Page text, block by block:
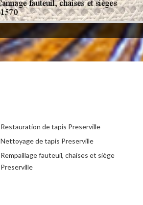
Restauration de tapis Preserville
Nettoyage de tapis Preserville
Rempaillage fauteuil, chaises et siège
Preserville